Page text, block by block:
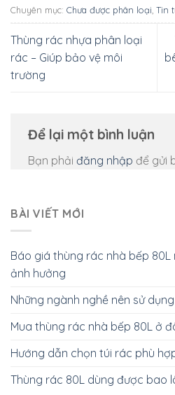
Chuyên mục: Chưa được phân loại, Tin
Thùng rác nhựa phân loại
rác – Giúp bảo vệ môi
trường
Để lại một bình luận
Bạn phải đăng nhập để gửi
BÀI VIẾT MỚI
Báo giá thùng rác nhà bếp
ảnh hưởng
Những ngành nghề nên sử
Mua thùng rác nhà bếp 80L ở
Hướng dẫn chọn túi rác phù
Thùng rác 80L dùng được bao